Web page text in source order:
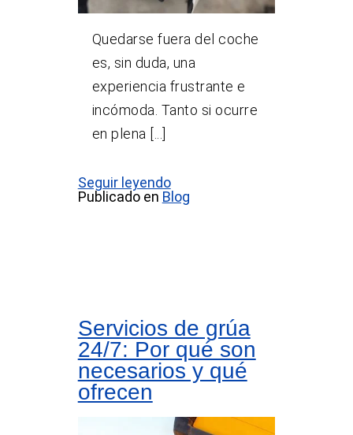
Quedarse fuera del coche
es, sin duda, una
experiencia frustrante e
incómoda. Tanto si ocurre
en plena [...]
Seguir leyendo
Publicado en Blog
Servicios de grúa
24/7: Por qué son
necesarios y qué
ofrecen